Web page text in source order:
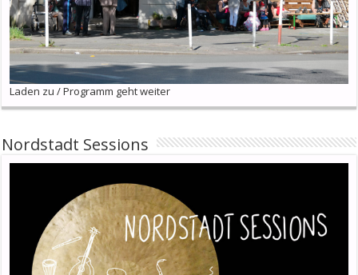
Laden zu / Programm geht weiter
Nordstadt Sessions